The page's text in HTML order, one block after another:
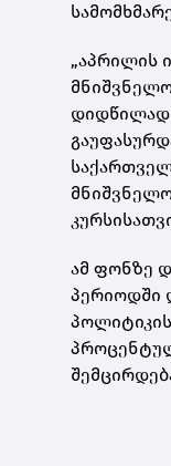
„აპრილის
დიდწილად
ამ ფონზე
პერიოდში
პოლიტიკის